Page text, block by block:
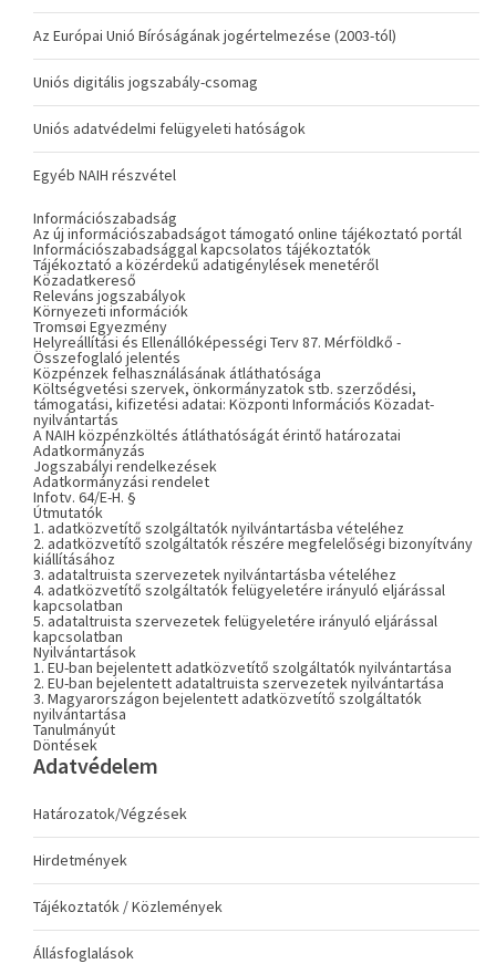
Az Európai Unió Bíróságának jogértelmezése (2003-tól)
Uniós digitális jogszabály-csomag
Uniós adatvédelmi felügyeleti hatóságok
Egyéb NAIH részvétel
Információszabadság
Az új információszabadságot támogató online tájékoztató portál
Információszabadsággal kapcsolatos tájékoztatók
Tájékoztató a közérdekű adatigénylések menetéről
Közadatkereső
Releváns jogszabályok
Környezeti információk
Tromsøi Egyezmény
Helyreállítási és Ellenállóképességi Terv 87. Mérföldkő -
Összefoglaló jelentés
Közpénzek felhasználásának átláthatósága
Költségvetési szervek, önkormányzatok stb. szerződési,
támogatási, kifizetési adatai: Központi Információs Közadat-
nyilvántartás
A NAIH közpénzköltés átláthatóságát érintő határozatai
Adatkormányzás
Jogszabályi rendelkezések
Adatkormányzási rendelet
Infotv. 64/E-H. §
Útmutatók
1. adatközvetítő szolgáltatók nyilvántartásba vételéhez
2. adatközvetítő szolgáltatók részére megfelelőségi bizonyítvány
kiállításához
3. adataltruista szervezetek nyilvántartásba vételéhez
4. adatközvetítő szolgáltatók felügyeletére irányuló eljárással
kapcsolatban
5. adataltruista szervezetek felügyeletére irányuló eljárással
kapcsolatban
Nyilvántartások
1. EU-ban bejelentett adatközvetítő szolgáltatók nyilvántartása
2. EU-ban bejelentett adataltruista szervezetek nyilvántartása
3. Magyarországon bejelentett adatközvetítő szolgáltatók
nyilvántartása
Tanulmányút
Döntések
Adatvédelem
Határozatok/Végzések
Hirdetmények
Tájékoztatók / Közlemények
Állásfoglalások